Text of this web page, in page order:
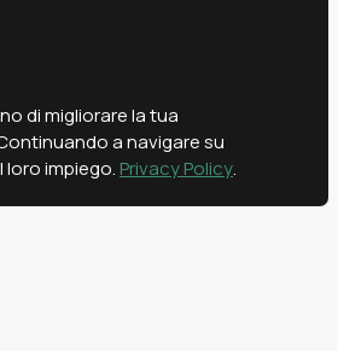
di migliorare la tua
a navigare su
impiego. Privacy Policy.